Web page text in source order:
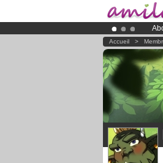
Le
Accueil >